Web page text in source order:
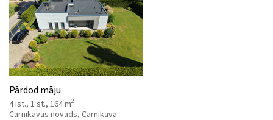
Pārdod māju
4 ist., 1 st., 164 m2
Carnikavas novads, Carnikava